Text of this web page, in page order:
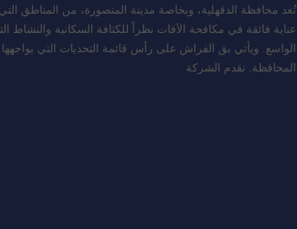
تُعد محافظة الدقهلية، وبخاصة مدينة المنصورة، من المناطق
عناية فائقة في مكافحة الآفات نظراً للكثافة السكانية والنشاط
الواسع. ويأتي بق الفراش على رأس قائمة التحديات التي
المحافظة. تقدم الشركة